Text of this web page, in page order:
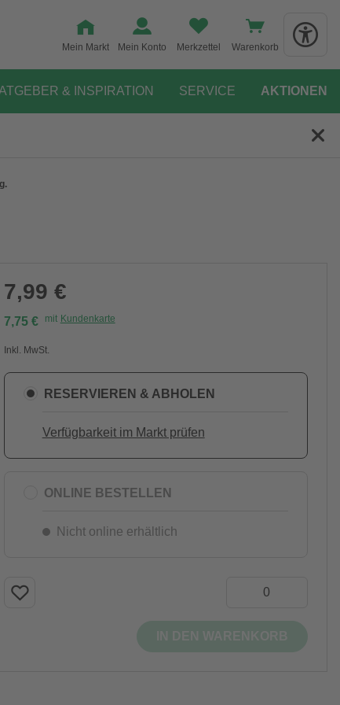
Mein Markt Mein Konto Merkzettel Warenkorb
& INSPIRATION SERVICE AKTIONEN
7,99 €
7,75 € mit Kundenkarte
Inkl. MwSt.
RESERVIEREN & ABHOLEN
Verfügbarkeit im Markt prüfen
ONLINE BESTELLEN
Nicht online erhältlich